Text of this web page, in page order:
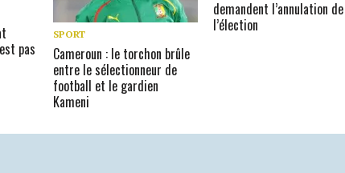
pas
SPORT
Cameroun : le torchon brûle
entre le sélectionneur de
football et le gardien
Kameni
demandent l’annulation de
l’élection